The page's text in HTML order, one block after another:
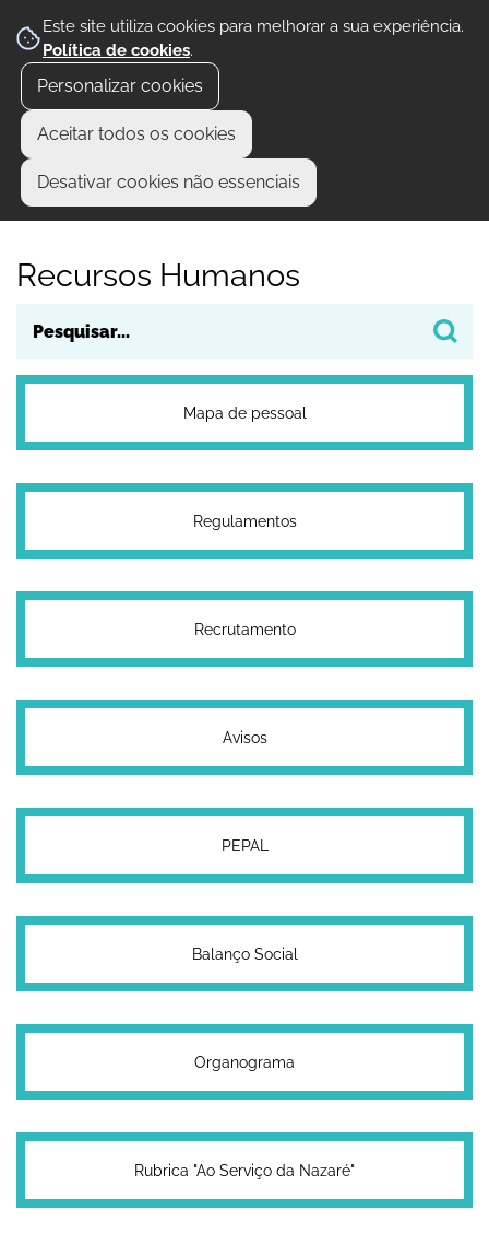
Este site utiliza cookies para melhorar a sua experiência.
Política de cookies.
Personalizar cookies
Aceitar todos os cookies
Desativar cookies não essenciais
Recursos Humanos
Mapa de pessoal
Regulamentos
Recrutamento
Avisos
PEPAL
Balanço Social
Organograma
Rubrica "Ao Serviço da Nazaré"